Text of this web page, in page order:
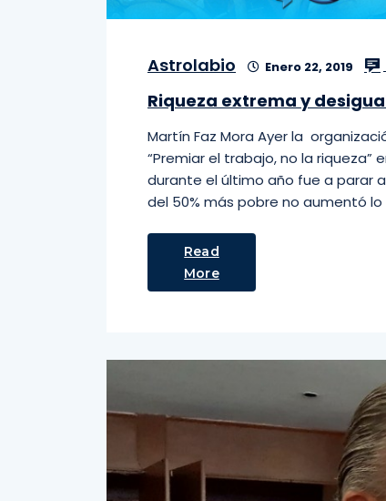
Astrolabio Enero 22, 2019
Riqueza extrema y
Martín Faz Mora Ayer la
“Premiar el trabajo, no la riqueza”
durante el último año fue a parar
del 50% más pobre no aumentó lo
Read
More